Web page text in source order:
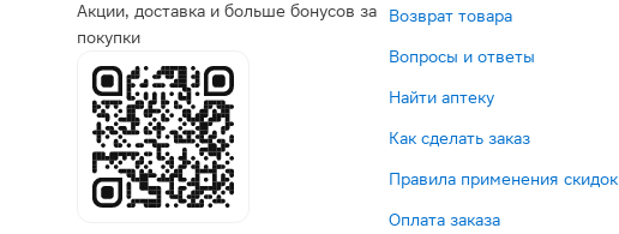
Акции, доставка и больше бонусов за
покупки
Возврат товара
Вопросы и ответы
Найти аптеку
Как сделать заказ
Правила применения скидок
Оплата заказа